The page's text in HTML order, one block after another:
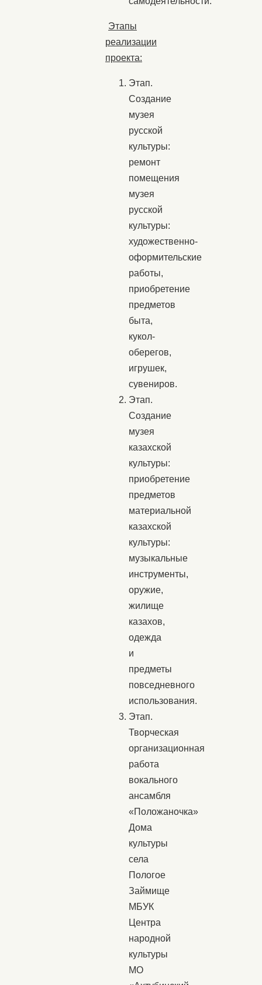
Этапы
реализации
проекта:
Этап.
Создание
музея
русской
культуры:
ремонт
помещения
музея
русской
культуры:
художественно-
оформительские
работы,
приобретение
предметов
быта,
кукол-
оберегов,
игрушек,
сувениров.
Этап.
Создание
музея
казахской
культуры:
приобретение
предметов
материальной
казахской
культуры:
музыкальные
инструменты,
оружие,
жилище
казахов,
одежда
и
предметы
повседневного
использования.
Этап.
Творческая
организационная
работа
вокального
ансамбля
«Положаночка»
Дома
культуры
села
Пологое
Займище
МБУК
Центра
народной
культуры
МО